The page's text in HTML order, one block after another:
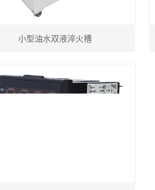
小型油水双液淬火槽